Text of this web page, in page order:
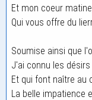
Et mon coeur
Qui vous offre du
Soumise ainsi que
J'ai connu les
Et qui font naître au
La belle impatience